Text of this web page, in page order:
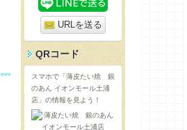
URLを送る
QRコード
スマホで「薄皮たい焼 銀
のあん イオンモール土浦
店」の情報を見よう！